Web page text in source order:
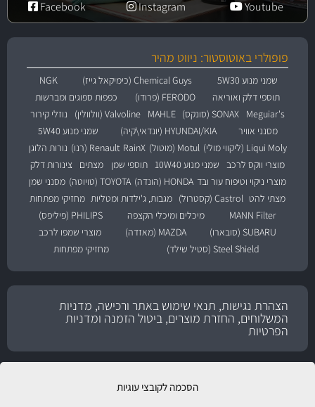
הסכמה לקובצי עוגיות
Youtube
Instagram
Facebook
פופולרי באוטוסטור: ניווט מהיר
שמני מנוע 5W30 Chemical Guys (כימיקאל גייז)
NGK
תוספי דלק ואוריאה
FERODO (פרודו)
כפפות ספוגים ומברשות
Meguiar's
SONAX (סונקס) MAHLE Valvoline (וולוולין)
נוזלי קירור
מסנני אוויר
HYUNDAI/KIA (יונדאי\קיה)
שמני מנוע 5W40
Liqui Moly (ליקווי מולי)
Motul (מוטול) RainX Renault (רנו)
נורות הלוגן
מוצרי ווקס לרכב
שמני מנוע 10W40 תוספי שמן מצתים
צינורות דלק
מוצרי ניקוי וטיפוח עור ובד HONDA (הונדה) TOYOTA (טויוטה)
מסנני שמן
מצתי להט Castrol (קסטרול) מגבות, ג'ילדות ומטליות מחזיקי מפתחות
MANN Filter
מיכלים ומיכלי הקצפה
PHILIPS (פיליפס)
SUBARU (סובארו)
MAZDA (מאזדה)
מוצרי שמפו לרכב
Steel Shield (סטיל שילד)
מחזיקי מפתחות
הצהרת נגישות, תנאי שימוש באתר ורכישה, מדניות
המשלוחים, החזרת מוצרים, ביטול הזמנה ומדניות
הפרטיות